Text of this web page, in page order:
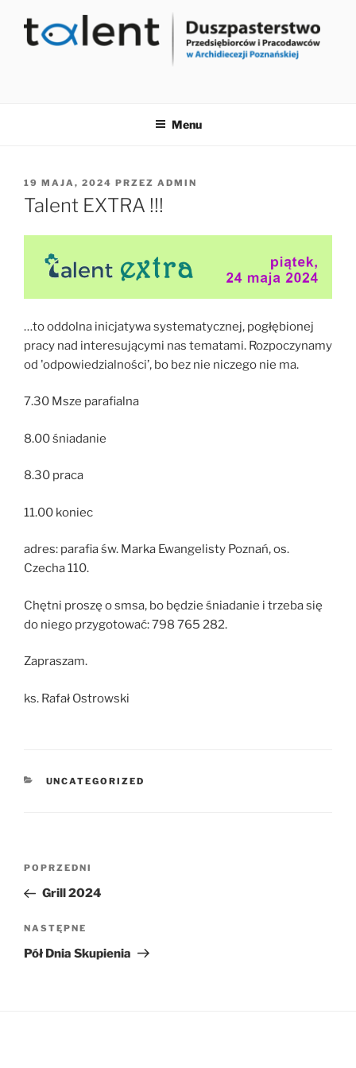
treści
Menu
OPUBLIKOWANE
W
19 MAJA, 2024 PRZEZ ADMIN
Talent EXTRA !!!
…to oddolna inicjatywa systematycznej, pogłębionej
pracy nad interesującymi nas tematami. Rozpoczynamy
od 'odpowiedzialności’, bo bez nie niczego nie ma.
7.30 Msze parafialna
8.00 śniadanie
8.30 praca
11.00 koniec
adres: parafia św. Marka Ewangelisty Poznań, os.
Czecha 110.
Chętni proszę o smsa, bo będzie śniadanie i trzeba się
do niego przygotować: 798 765 282.
Zapraszam.
ks. Rafał Ostrowski
KATEGORIE
UNCATEGORIZED
Nawigacja
Poprzedni
wpis
POPRZEDNI
Grill 2024
Następny
wpis
NASTĘPNE
Pół Dnia Skupienia